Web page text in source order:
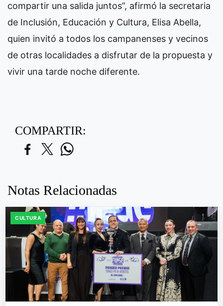
compartir una salida juntos”, afirmó la secretaria
de Inclusión, Educación y Cultura, Elisa Abella,
quien invitó a todos los campanenses y vecinos
de otras localidades a disfrutar de la propuesta y
vivir una tarde noche diferente.
COMPARTIR:
Notas Relacionadas
CULTURA